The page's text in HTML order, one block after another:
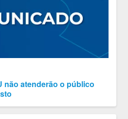
não atenderão o público